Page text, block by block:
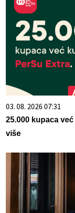
03. 08. 2026 07:31
25.000 kupaca
više